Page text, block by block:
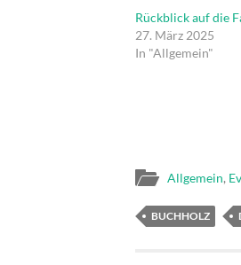
Rückblick auf die
27. März 2025
In "Allgemein"
Allgemein,
BUCHHOLZ